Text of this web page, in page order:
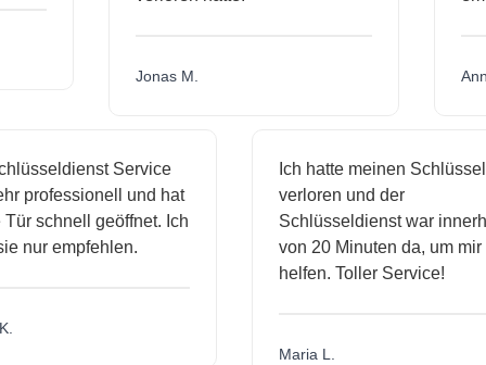
Jonas M.
Service
und hat
schnell geöffnet. Ich
empfehlen.
Ich hatte meinen Schlüssel
verloren und der
Schlüsseldienst war innerhalb
von 20 Minuten da, um mir zu
helfen. Toller Service!
Maria L.